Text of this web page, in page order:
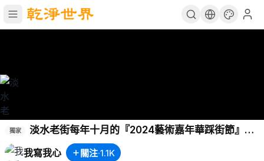
獨家
淡水老街每年十月的『2024藝術嘉年華踩街節』又
開始了！
#2024淡水藝術嘉年華
#淡水我寫我心 關注·1.1K